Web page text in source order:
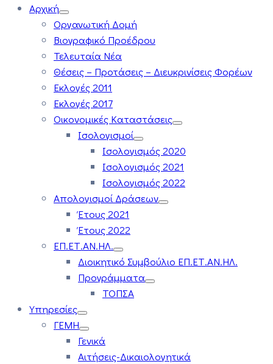
Αρχική
Οργανωτική Δομή
Βιογραφικό Προέδρου
Τελευταία Νέα
Θέσεις – Προτάσεις – Διευκρινίσεις Φορέων
Εκλογές 2011
Εκλογές 2017
Οικονομικές Καταστάσεις
Ισολογισμοί
Ισολογισμός 2020
Ισολογισμός 2021
Ισολογισμός 2022
Απολογισμοί Δράσεων
Έτους 2021
Έτους 2022
ΕΠ.ΕΤ.ΑΝ.ΗΛ.
Διοικητικό Συμβούλιο ΕΠ.ΕΤ.ΑΝ.ΗΛ.
Προγράμματα
ΤΟΠΣΑ
Υπηρεσίες
ΓΕΜΗ
Γενικά
Αιτήσεις-Δικαιολογητικά